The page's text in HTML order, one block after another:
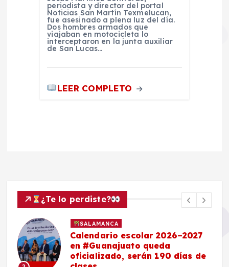
periodista y director del portal
Noticias San Martín Texmelucan,
fue asesinado a plena luz del día.
Dos hombres armados que
viajaban en motocicleta lo
interceptaron en la junta auxiliar
de San Lucas…
LEER COMPLETO
¿Te lo perdiste?
SALAMANCA
Calendario escolar 2026–2027
en #Guanajuato queda
oficializado, serán 190 días de